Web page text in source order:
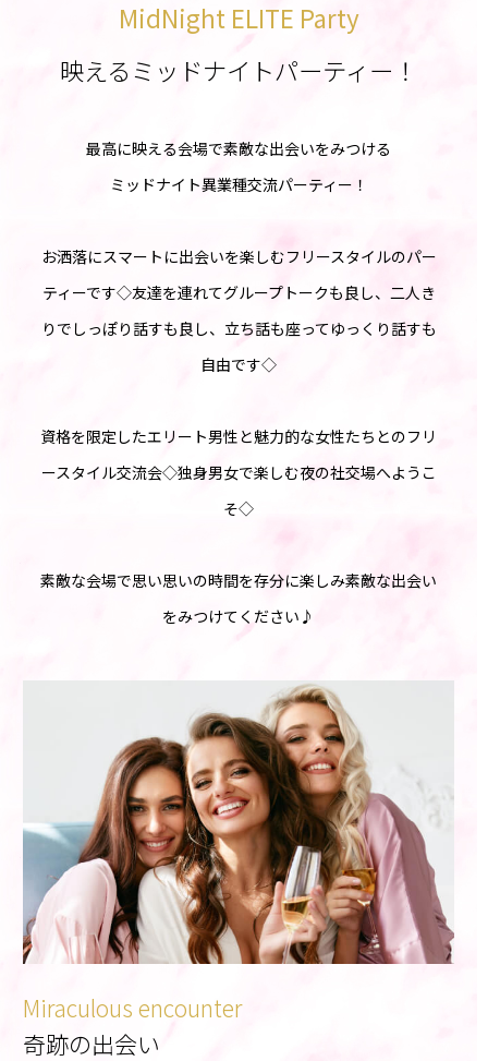
MidNight ELITE Party
映えるミッドナイトパーティー！
最高に映える会場で素敵な出会いをみつける
ミッドナイト異業種交流パーティー！
お洒落にスマートに出会いを楽しむフリースタイルのパー
ティーです◇友達を連れてグループトークも良し、二人き
りでしっぽり話すも良し、立ち話も座ってゆっくり話すも
自由です◇
資格を限定したエリート男性と魅力的な女性たちとのフリ
ースタイル交流会◇独身男女で楽しむ夜の社交場へようこ
そ◇
素敵な会場で思い思いの時間を存分に楽しみ素敵な出会い
をみつけてください♪
Miraculous encounter
奇跡の出会い